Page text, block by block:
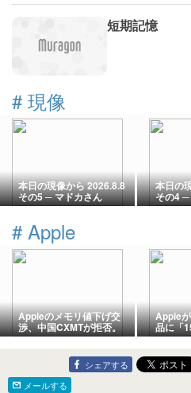
短期記憶
# 現像
本日の現像から 2026.8.8
その5 ─ マドカさん
2026.8.1 黒石社 チャイナ
本日の
その4
# Apple
Appleのメモリ値下げ交
渉、中国CXMTが拒否。
CXMTは強気
Apple
品に「
販売条
シェアする
メールする